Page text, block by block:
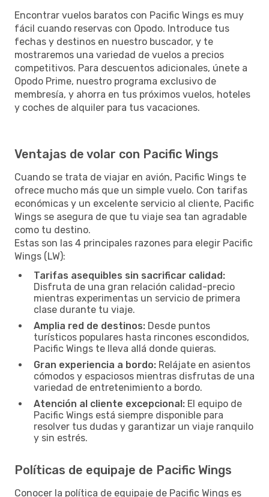
Encontrar vuelos baratos con Pacific Wings es muy
fácil cuando reservas con Opodo. Introduce tus
fechas y destinos en nuestro buscador, y te
mostraremos una variedad de vuelos a precios
competitivos. Para descuentos adicionales, únete a
Opodo Prime, nuestro programa exclusivo de
membresía, y ahorra en tus próximos vuelos, hoteles
y coches de alquiler para tus vacaciones.
Ventajas de volar con Pacific Wings
Cuando se trata de viajar en avión, Pacific Wings te
ofrece mucho más que un simple vuelo. Con tarifas
económicas y un excelente servicio al cliente, Pacific
Wings se asegura de que tu viaje sea tan agradable
como tu destino.
Estas son las 4 principales razones para elegir Pacific
Wings (LW):
Tarifas asequibles sin sacrificar calidad:
Disfruta de una gran relación calidad-precio
mientras experimentas un servicio de primera
clase durante tu viaje.
Amplia red de destinos: Desde puntos
turísticos populares hasta rincones escondidos,
Pacific Wings te lleva allá donde quieras.
Gran experiencia a bordo: Relájate en asientos
cómodos y espaciosos mientras disfrutas de una
variedad de entretenimiento a bordo.
Atención al cliente excepcional: El equipo de
Pacific Wings está siempre disponible para
resolver tus dudas y garantizar un viaje ranquilo
y sin estrés.
Políticas de equipaje de Pacific Wings
Conocer la política de equipaje de Pacific Wings es